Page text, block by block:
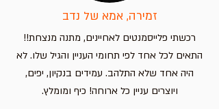
זמירה, אמא של נדב
רכשתי פלייסמנטים לאחיינים, מתנה מנצחת!!
התאים לכל אחד לפי תחומי העניין והגיל שלו. לא
היה אחד שלא התלהב. עמידים בנקיון, יפים,
ויוצרים עניין כל ארוחה! כיף ומומלץ.